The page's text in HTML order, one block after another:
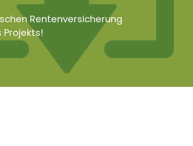
Rentenversicherung
Projekts!